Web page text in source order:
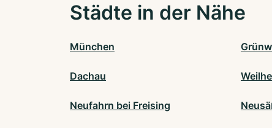
Städte in der Nähe
München
Dachau
Neufahrn bei Freising